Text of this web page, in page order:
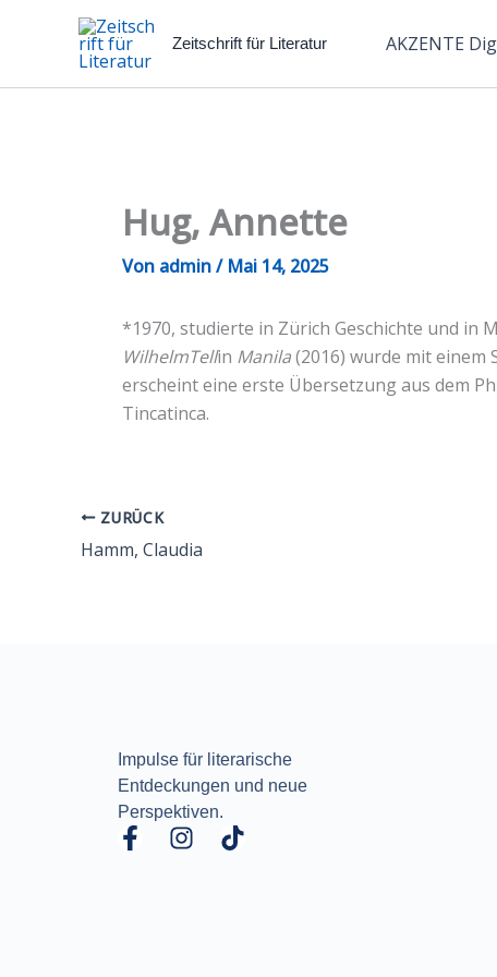
Zeitschrift für Literatur AKZENTE
Hug, Annette
Von admin/ Mai 14, 2025
*1970, studierte in Zürich Geschichte und in
WilhelmTellin Manila(2016) wurde mit einem
erscheint eine erste Übersetzung aus dem
Tincatinca.
ZURÜCK
Hamm, Claudia
Impulse für literarische
Entdeckungen und neue
Perspektiven.
F
a
I
n
T
i